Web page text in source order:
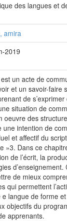
des langues et
amira
2019
un acte de
et un savoir-faire
de
situation de
oeuvre des
une intention de
et affectif du
»3. Dans ce
de l’écrit, la
d’enseignement.
de mieux
qui permettent
e langue de forme
objectifs du
apprenants.